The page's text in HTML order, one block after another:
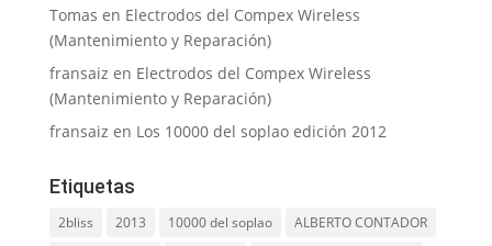
Tomas en Electrodos del Compex Wireless
(Mantenimiento y Reparación)
fransaiz en Electrodos del Compex Wireless
(Mantenimiento y Reparación)
fransaiz en Los 10000 del soplao edición 2012
Etiquetas
2bliss 2013 10000 del soplao
ALBERTO CONTADOR